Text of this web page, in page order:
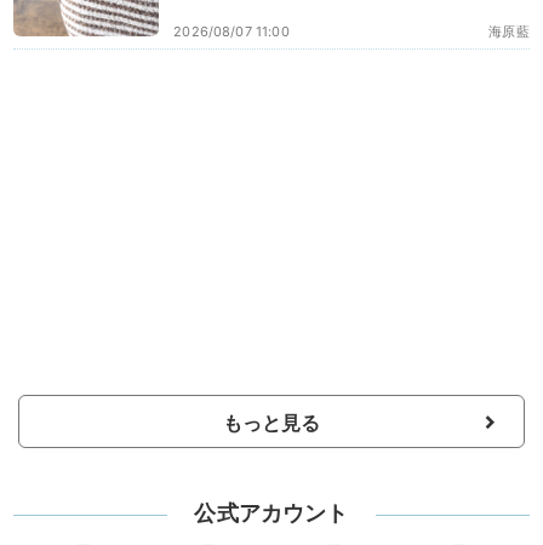
海原藍
2026/08/07 11:00
もっと見る
公式アカウント